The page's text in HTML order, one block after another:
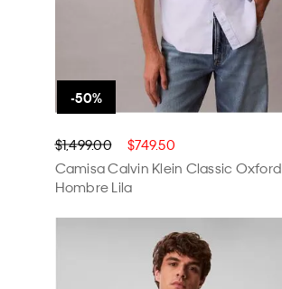
$1,499.00 $749.50
Camisa Calvin Klein Classic Oxford
Hombre Lila